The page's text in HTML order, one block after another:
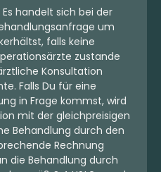
Es handelt sich bei der
um
falls keine
zustande
Konsultation
Falls Du für eine
in Frage kommst, wird
mit der gleichpreisigen
Behandlung durch den
Rechnung
die Behandlung durch